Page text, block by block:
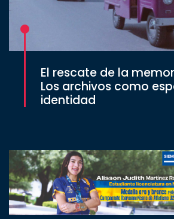
El rescate de la
Los archivos como
identidad